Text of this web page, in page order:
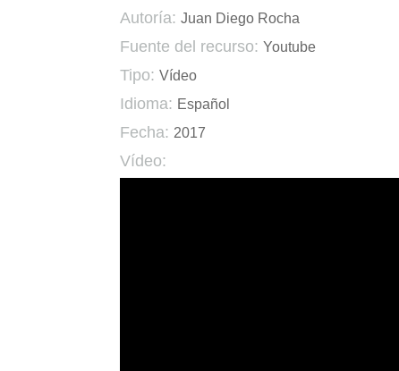
Autoría: Juan Diego Rocha
Fuente del recurso: Youtube
Tipo: Vídeo
Idioma: Español
Fecha: 2017
Vídeo: